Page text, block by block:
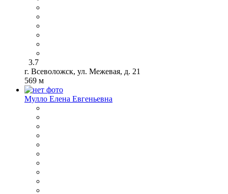
3.7
г. Всеволожск, ул. Межевая, д. 21
569 м
Мулло Елена Евгеньевна